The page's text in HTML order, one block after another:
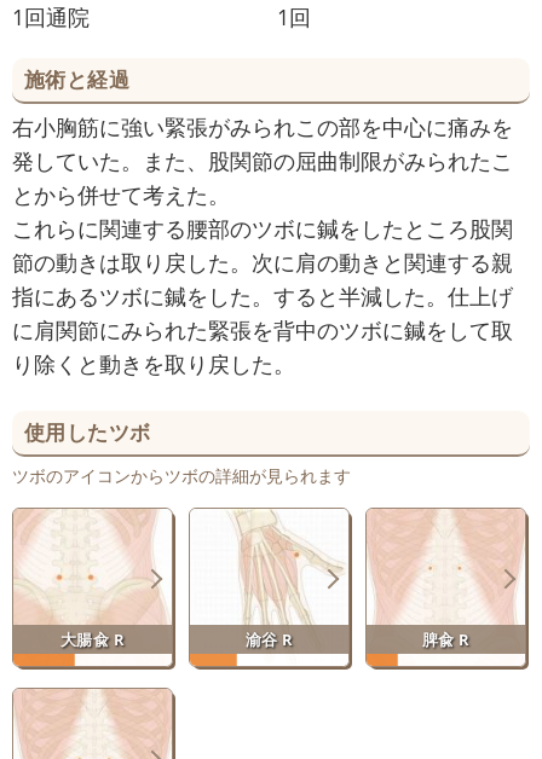
1回通院 1回
施術と経過
右小胸筋に強い緊張がみられこの部を中心に痛みを
発していた。また、股関節の屈曲制限がみられたこ
とから併せて考えた。
これらに関連する腰部のツボに鍼をしたところ股関
節の動きは取り戻した。次に肩の動きと関連する親
指にあるツボに鍼をした。すると半減した。仕上げ
に肩関節にみられた緊張を背中のツボに鍼をして取
り除くと動きを取り戻した。
使用したツボ
ツボのアイコンからツボの詳細が見られます
大腸兪 R 渝谷 R 脾兪 R